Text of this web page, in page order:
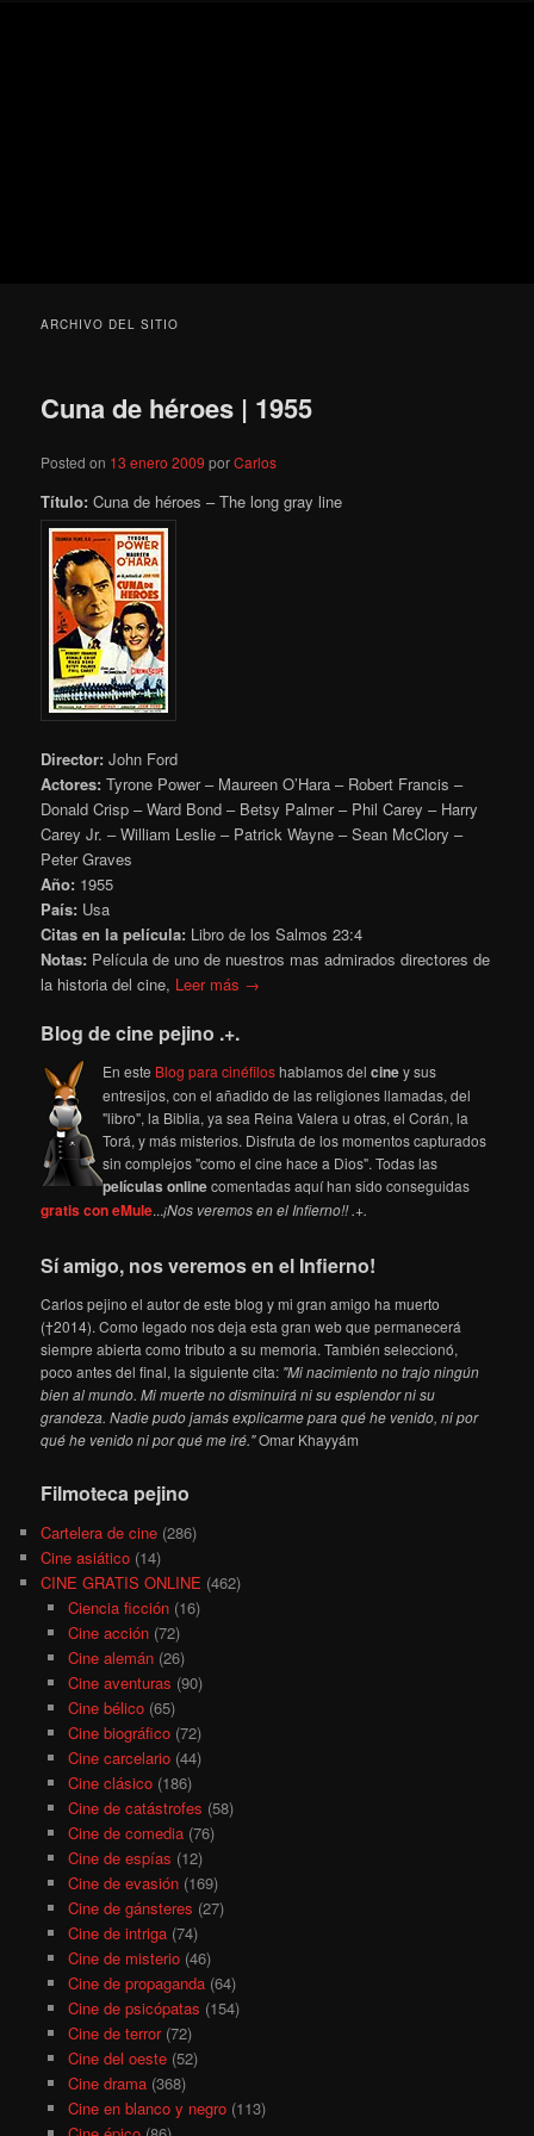
ARCHIVO DEL SITIO
Cuna de héroes | 1955
Posted on 13 enero 2009 porCarlos
Título: Cuna de héroes – The long gray line
Director: John Ford
Actores: Tyrone Power – Maureen O’Hara – Robert Francis –
Donald Crisp – Ward Bond – Betsy Palmer – Phil Carey – Harry
Carey Jr. – William Leslie – Patrick Wayne – Sean McClory –
Peter Graves
Año: 1955
País: Usa
Citas en la película: Libro de los Salmos 23:4
Notas: Película de uno de nuestros mas admirados directores de
la historia del cine, Leer más →
Blog de cine pejino .+.
En este Blog para cinéfiloshablamos delciney sus
entresijos, con el añadido de las religiones llamadas, del
"libro", la Biblia, ya sea Reina Valera u otras, el Corán, la
Torá, y más misterios. Disfruta de los momentos capturados
sin complejos "como el cine hace a Dios". Todas las
películas onlinecomentadas aquí han sido conseguidas
gratis con eMule...¡Nos veremos en el Infierno!! .+.
Sí amigo, nos veremos en el Infierno!
Carlos pejino el autor de este blog y mi gran amigo ha muerto
(†2014). Como legado nos deja esta gran web que permanecerá
siempre abierta como tributo a su memoria. También seleccionó,
poco antes del final, la siguiente cita: "Mi nacimiento no trajo ningún
bien al mundo. Mi muerte no disminuirá ni su esplendor ni su
grandeza. Nadie pudo jamás explicarme para qué he venido, ni por
qué he venido ni por qué me iré."Omar Khayyám
Filmoteca pejino
Cartelera de cine (286)
Cine asiático (14)
CINE GRATIS ONLINE (462)
Ciencia ficción(16)
Cine acción(72)
Cine alemán(26)
Cine aventuras (90)
Cine bélico(65)
Cine biográfico(72)
Cine carcelario(44)
Cine clásico(186)
Cine de catástrofes (58)
Cine de comedia(76)
Cine de espías (12)
Cine de evasión(169)
Cine de gánsteres (27)
Cine de intriga(74)
Cine de misterio(46)
Cine de propaganda(64)
Cine de psicópatas (154)
Cine de terror(72)
Cine del oeste(52)
Cine drama(368)
Cine en blanco y negro(113)